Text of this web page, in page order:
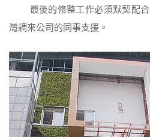
最後的修整工作必須默契配合
灣調來公司的同事支援。